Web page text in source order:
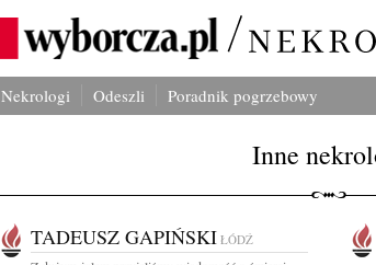
Nekrologi Odeszli Poradnik pogrzebowy
Inne
TADEUSZ GAPIŃSKI ŁÓDŹ